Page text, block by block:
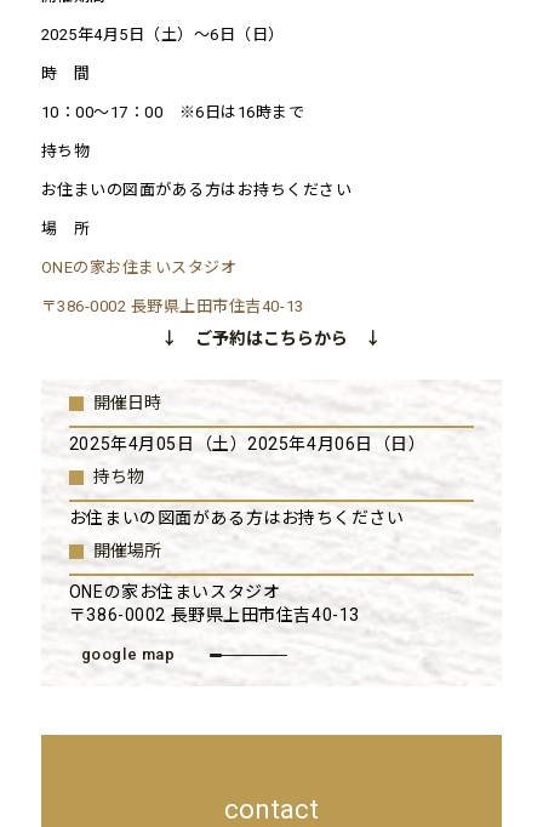
2025年4月5日（土）～6日（日）
時 間
10：00〜17：00 ※6日は16時まで
持ち物
お住まいの図面がある方はお持ちください
場 所
ONEの家お住まいスタジオ
〒386-0002 長野県上田市住吉40-13
↓ ご予約はこちらから ↓
開催日時
2025年4月05日（土）2025年4月06日（日）
持ち物
お住まいの図面がある方はお持ちください
開催場所
ONEの家お住まいスタジオ
〒386-0002 長野県上田市住吉40-13
google map
contact